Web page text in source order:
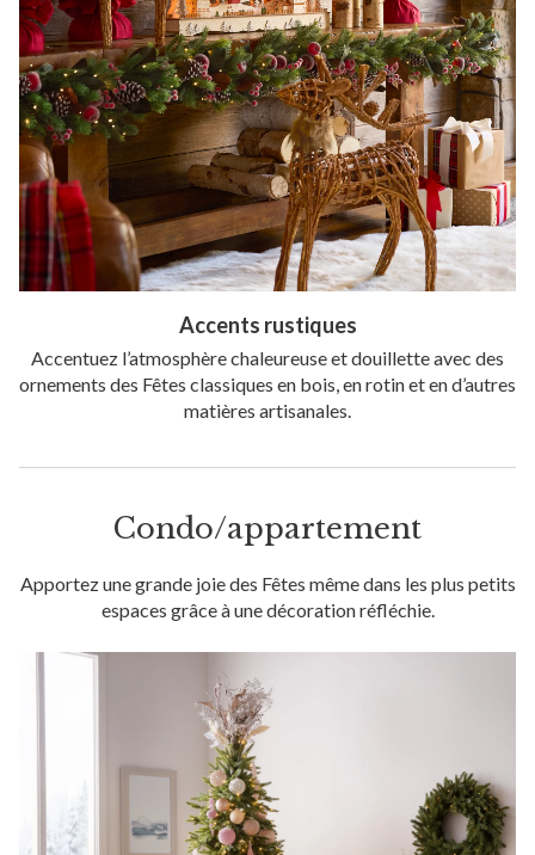
Accents rustiques
Accentuez l’atmosphère chaleureuse et douillette avec des
ornements des Fêtes classiques en bois, en rotin et en d’autres
matières artisanales.
Condo/appartement
Apportez une grande joie des Fêtes même dans les plus petits
espaces grâce à une décoration réfléchie.